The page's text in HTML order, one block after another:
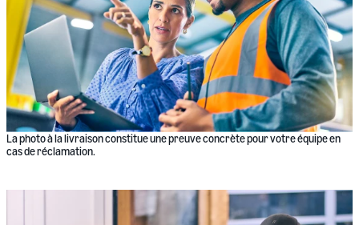
La photo à la livraison constitue une preuve concrète pour votre équipe en
cas de réclamation.